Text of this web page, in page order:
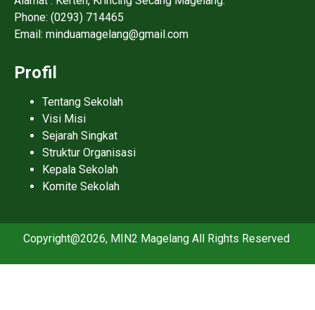
Phone: (0293) 714465
Email: minduamagelang@gmail.com
Profil
Tentang Sekolah
Visi Misi
Sejarah Singkat
Struktur Organisasi
Kepala Sekolah
Komite Sekolah
Copyright@2026, MIN2 Magelang All Rights Reserved